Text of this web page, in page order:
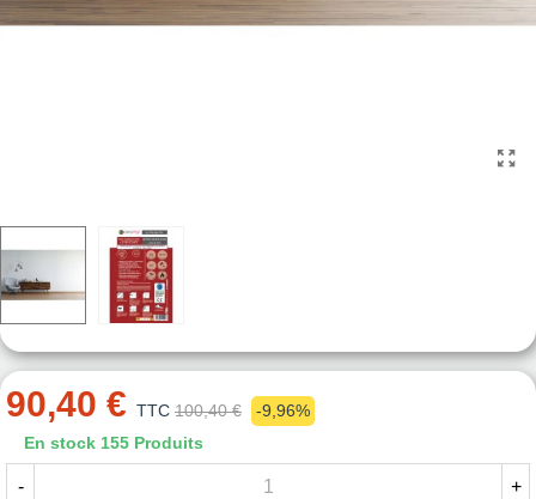
90,40 € TTC 100,40 €
-9,96%
En stock 155 Produits
- +